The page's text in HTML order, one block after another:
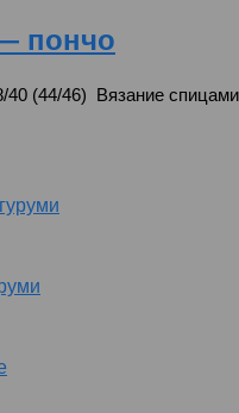
пончо
(44/46) Вязание